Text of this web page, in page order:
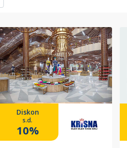
Diskon
s.d.
10%